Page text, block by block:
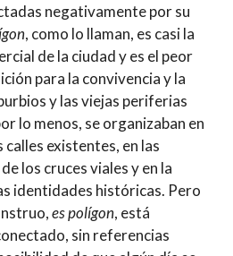
negativamente por su
, como lo llaman, es casi la
de la ciudad y es el peor
para la convivencia y la
y las viejas periferias
lo menos, se organizaban en
existentes, en las
los cruces viales y en la
identidades históricas. Pero
es polígon, está
sin referencias